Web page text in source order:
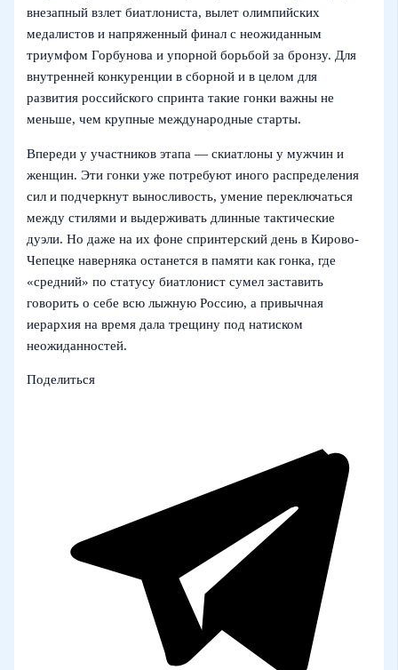
внезапный взлет биатлониста, вылет олимпийских
медалистов и напряженный финал с неожиданным
триумфом Горбунова и упорной борьбой за бронзу. Для
внутренней конкуренции в сборной и в целом для
развития российского спринта такие гонки важны не
меньше, чем крупные международные старты.
Впереди у участников этапа — скиатлоны у мужчин и
женщин. Эти гонки уже потребуют иного распределения
сил и подчеркнут выносливость, умение переключаться
между стилями и выдерживать длинные тактические
дуэли. Но даже на их фоне спринтерский день в Кирово-
Чепецке наверняка останется в памяти как гонка, где
«средний» по статусу биатлонист сумел заставить
говорить о себе всю лыжную Россию, а привычная
иерархия на время дала трещину под натиском
неожиданностей.
Поделиться